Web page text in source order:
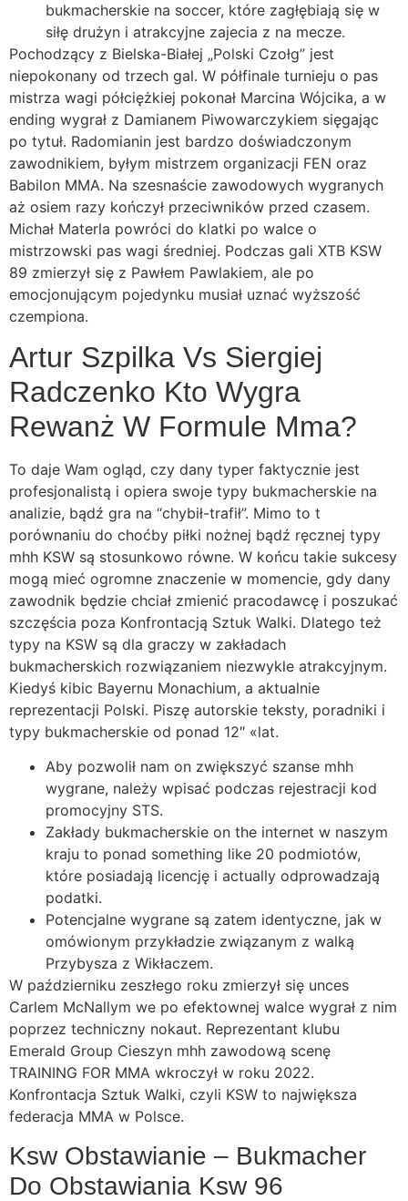
bukmacherskie na soccer, które zagłębiają się w
siłę drużyn i atrakcyjne zajecia z na mecze.
Pochodzący z Bielska-Białej „Polski Czołg” jest
niepokonany od trzech gal. W półfinale turnieju o pas
mistrza wagi półciężkiej pokonał Marcina Wójcika, a w
ending wygrał z Damianem Piwowarczykiem sięgając
po tytuł. Radomianin jest bardzo doświadczonym
zawodnikiem, byłym mistrzem organizacji FEN oraz
Babilon MMA. Na szesnaście zawodowych wygranych
aż osiem razy kończył przeciwników przed czasem.
Michał Materla powróci do klatki po walce o
mistrzowski pas wagi średniej. Podczas gali XTB KSW
89 zmierzył się z Pawłem Pawlakiem, ale po
emocjonującym pojedynku musiał uznać wyższość
czempiona.
Artur Szpilka Vs Siergiej
Radczenko Kto Wygra
Rewanż W Formule Mma?
To daje Wam ogląd, czy dany typer faktycznie jest
profesjonalistą i opiera swoje typy bukmacherskie na
analizie, bądź gra na “chybił-trafił”. Mimo to t
porównaniu do choćby piłki nożnej bądź ręcznej typy
mhh KSW są stosunkowo równe. W końcu takie sukcesy
mogą mieć ogromne znaczenie w momencie, gdy dany
zawodnik będzie chciał zmienić pracodawcę i poszukać
szczęścia poza Konfrontacją Sztuk Walki. Dlatego też
typy na KSW są dla graczy w zakładach
bukmacherskich rozwiązaniem niezwykle atrakcyjnym.
Kiedyś kibic Bayernu Monachium, a aktualnie
reprezentacji Polski. Piszę autorskie teksty, poradniki i
typy bukmacherskie od ponad 12″ «lat.
Aby pozwolił nam on zwiększyć szanse mhh
wygrane, należy wpisać podczas rejestracji kod
promocyjny STS.
Zakłady bukmacherskie on the internet w naszym
kraju to ponad something like 20 podmiotów,
które posiadają licencję i actually odprowadzają
podatki.
Potencjalne wygrane są zatem identyczne, jak w
omówionym przykładzie związanym z walką
Przybysza z Wikłaczem.
W październiku zeszłego roku zmierzył się unces
Carlem McNallym we po efektownej walce wygrał z nim
poprzez techniczny nokaut. Reprezentant klubu
Emerald Group Cieszyn mhh zawodową scenę
TRAINING FOR MMA wkroczył w roku 2022.
Konfrontacja Sztuk Walki, czyli KSW to największa
federacja MMA w Polsce.
Ksw Obstawianie – Bukmacher
Do Obstawiania Ksw 96